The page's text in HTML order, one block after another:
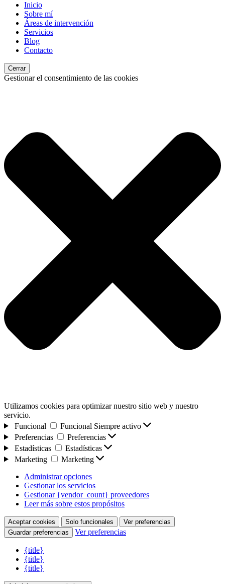
Inicio
Sobre mí
Áreas de intervención
Servicios
Blog
Contacto
Cerrar
Gestionar el consentimiento de las cookies
Utilizamos cookies para optimizar nuestro sitio web y nuestro
servicio.
Funcional
Funcional Siempre activo
Preferencias
Preferencias
Estadísticas
Estadísticas
Marketing
Marketing
Administrar opciones
Gestionar los servicios
Gestionar {vendor_count} proveedores
Leer más sobre estos propósitos
Aceptar cookies Solo funcionales
Ver preferencias
Guardar preferencias
Ver preferencias
{title}
{title}
{title}